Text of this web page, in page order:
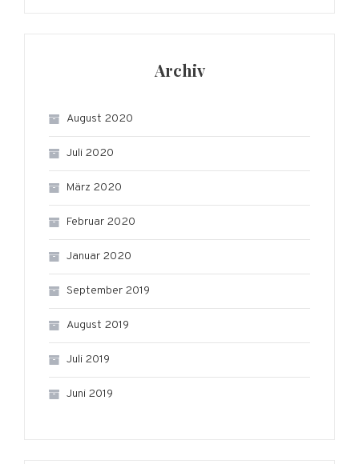
Archiv
August 2020
Juli 2020
März 2020
Februar 2020
Januar 2020
September 2019
August 2019
Juli 2019
Juni 2019